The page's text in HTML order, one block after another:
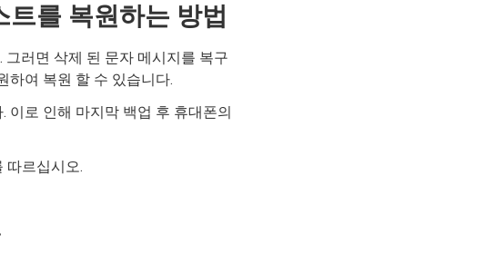
를 복원하는 방법
그러면 삭제 된 문자 메시지를 복구
하여 복원 할 수 있습니다.
이로 인해 마지막 백업 후 휴대폰의
따르십시오.